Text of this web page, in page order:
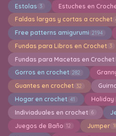
Estolas 3 Estuches en
Faldas largas y cortas a crochet
Free patterns amigurumi 2194
Fundas para Libros en Crochet 3
Fundas para Macetas en Crochet
Gorros en crochet 282
Guantes en crochet 32
Hogar en crochet 41 Holiday
Indiviaduales en crochet 6
Juegos de Baño 12 Jumper